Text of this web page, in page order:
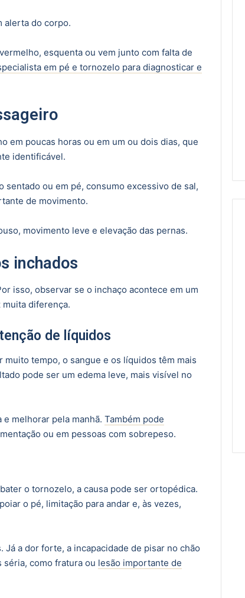
alerta do corpo.
esquenta ou vem junto com falta de
em pé e tornozelo para diagnosticar e
em poucas horas ou em um ou dois dias, que
identificável.
ou em pé, consumo excessivo de sal,
de movimento.
movimento leve e elevação das pernas.
inchados
isso, observar se o inchaço acontece em um
diferença.
de líquidos
muito tempo, o sangue e os líquidos têm mais
pode ser um edema leve, mais visível no
melhorar pela manhã. Também pode
ou em pessoas com sobrepeso.
o tornozelo, a causa pode ser ortopédica.
o pé, limitação para andar e, às vezes,
a dor forte, a incapacidade de pisar no chão
séria, como fratura ou lesão importante de